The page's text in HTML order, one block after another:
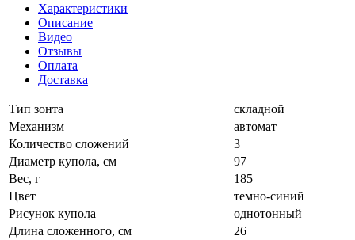
Характеристики
Описание
Видео
Отзывы
Оплата
Доставка
Тип зонта
складной
Механизм
автомат
Количество сложений
3
Диаметр купола, см
97
Вес, г
185
Цвет
темно-синий
Рисунок купола
однотонный
Длина сложенного, см
26